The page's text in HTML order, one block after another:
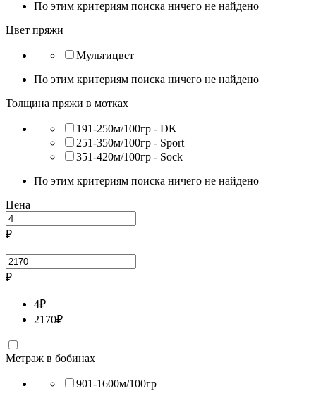
По этим критериям поиска ничего не найдено
Цвет пряжи
Мультицвет
По этим критериям поиска ничего не найдено
Толщина пряжи в мотках
191-250м/100гр - DK
251-350м/100гр - Sport
351-420м/100гр - Sock
По этим критериям поиска ничего не найдено
Цена
₽
–
₽
4₽
2170₽
Метраж в бобинах
901-1600м/100гр